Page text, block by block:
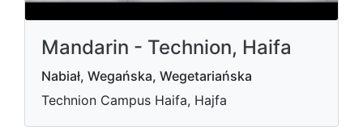
Mandarin - Technion, Haifa
Nabiał, Wegańska, Wegetariańska
Technion Campus Haifa, Hajfa